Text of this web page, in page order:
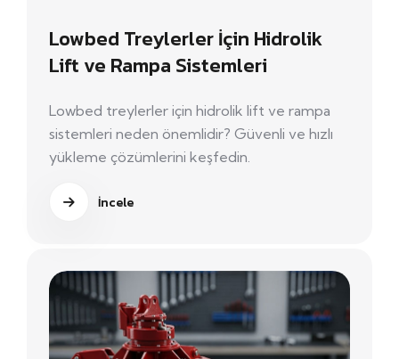
Lowbed Treylerler İçin Hidrolik
Lift ve Rampa Sistemleri
Lowbed treylerler için hidrolik lift ve rampa
sistemleri neden önemlidir? Güvenli ve hızlı
yükleme çözümlerini keşfedin.
İncele